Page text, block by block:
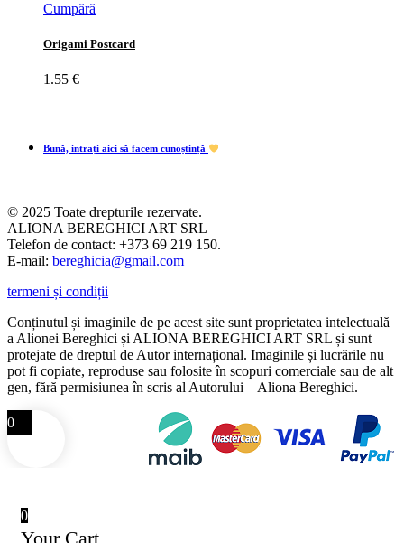
Cumpără
Origami Postcard
1.55 €
Bună, intrați aici să facem cunoștință
© 2025 Toate drepturile rezervate.
ALIONA BEREGHICI ART SRL
Telefon de contact: +373 69 219 150.
E-mail: bereghicia@gmail.com
termeni și condiții
Conținutul și imaginile de pe acest site sunt proprietatea intelectuală
a Alionei Bereghici și ALIONA BEREGHICI ART SRL și sunt
protejate de dreptul de Autor internațional. Imaginile și lucrările nu
pot fi copiate, reproduse sau folosite în scopuri comerciale sau de alt
gen, fără permisiunea în scris al Autorului – Aliona Bereghici.
0
0
Your Cart